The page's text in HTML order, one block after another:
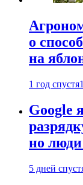
о
на
1 год спустя
Google
но
5 дней